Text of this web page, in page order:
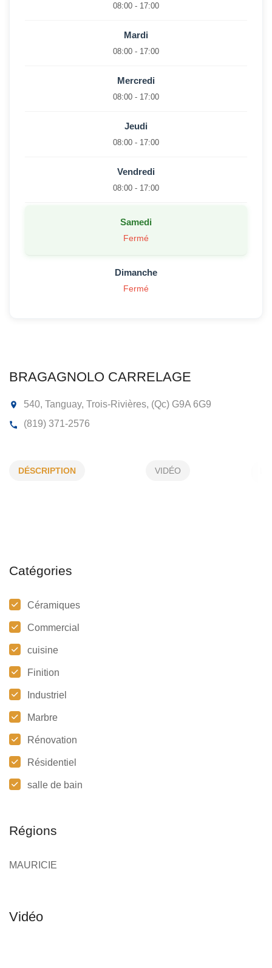
BRAGAGNOLO CARRELAGE
DÉSCRIPTION VIDÉO
Catégories
Céramiques
Commercial
cuisine
Finition
Industriel
Marbre
Rénovation
Résidentiel
salle de bain
Régions
MAURICIE
08:00 - 17:00
Mardi
08:00 - 17:00
Mercredi
08:00 - 17:00
Jeudi
08:00 - 17:00
Vendredi
08:00 - 17:00
Samedi
Fermé
Dimanche
Fermé